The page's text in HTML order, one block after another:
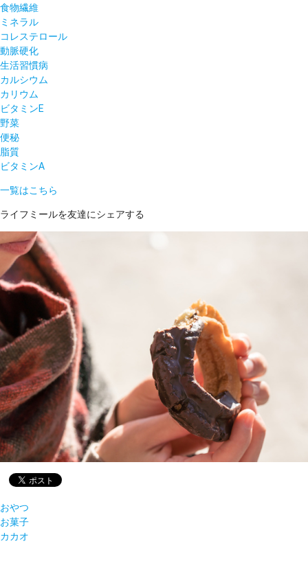
食物繊維
ミネラル
コレステロール
動脈硬化
生活習慣病
カルシウム
カリウム
ビタミンE
野菜
便秘
脂質
ビタミンA
一覧はこちら
ライフミールを友達にシェアする
おやつ
お菓子
カカオ